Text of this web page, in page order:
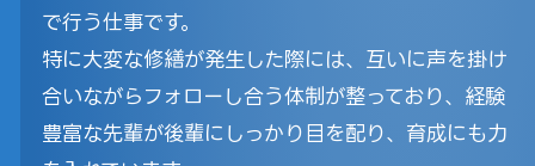
で行う仕事です。
特に大変な修繕が発生した際には、互いに声を掛け
合いながらフォローし合う体制が整っており、経験
豊富な先輩が後輩にしっかり目を配り、育成にも力